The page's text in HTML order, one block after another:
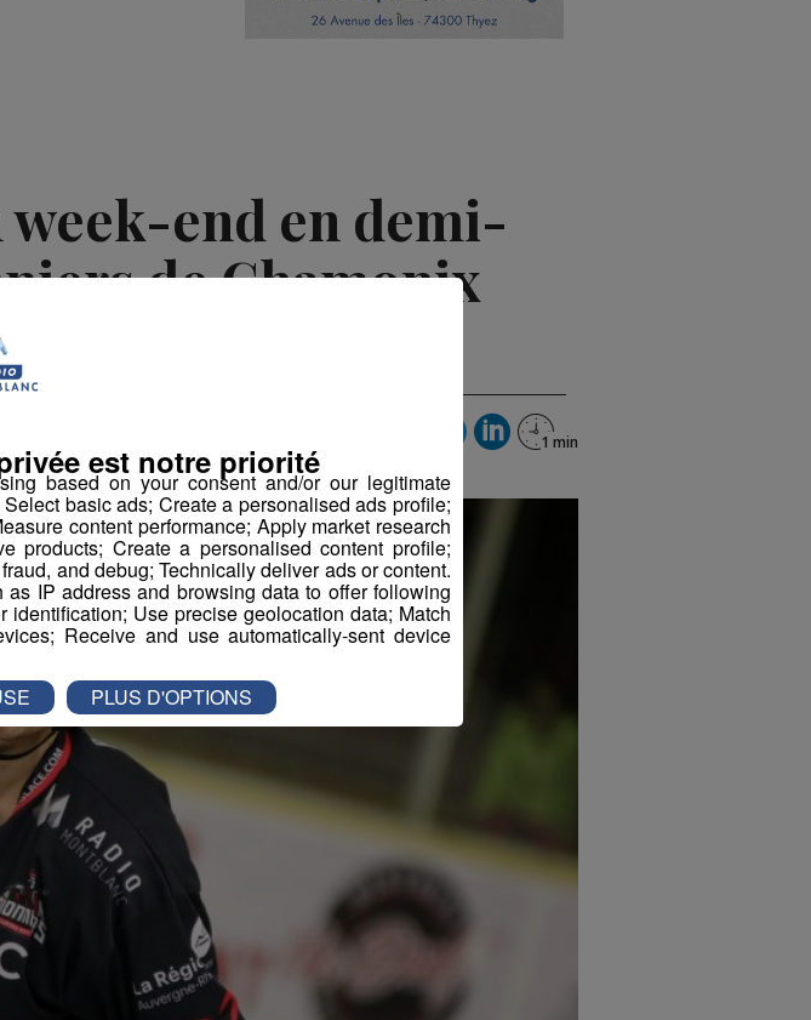
week-end en demi-
de Chamonix
based on your consent and/or our legitimate
basic ads; Create a personalised ads profile;
content performance; Apply market research
products; Create a personalised content profile;
and debug; Technically deliver ads or content.
IP address and browsing data to offer following
Use precise geolocation data; Match
Receive and use automatically-sent device
est notre priorité
PLUS D'OPTIONS